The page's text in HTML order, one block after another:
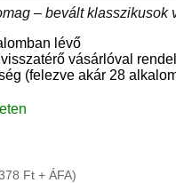
– bevált klasszikusok
lévő
vásárlóval
(felezve akár 28
Ft + ÁFA)